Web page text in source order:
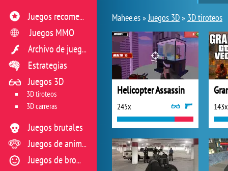
Mahee.es »Juegos 3D» 3D tiroteos
Helicopter Assassin
245x 143x
Juegos recomendados
Juegos MMO
Archivo de juegos flash
Estrategias
Juegos 3D
3D tiroteos
3D carreras
Juegos brutales
Juegos de animales
Juegos de broma